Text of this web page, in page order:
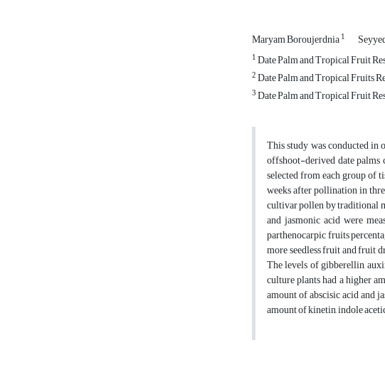
Maryam Boroujerdnia1
1Date Palm and Tropical Fruit
2Date Palm and Tropical Fruits
3Date Palm and Tropical Fruit
This study was conducted
offshoot-derived date palms
selected from each group of
weeks after pollination in
cultivar pollen by traditional
and jasmonic acid were
parthenocarpic fruits
more seedless fruit and fruit
The levels of gibberellin,
culture plants had a higher
amount of abscisic acid and
amount of kinetin, indole